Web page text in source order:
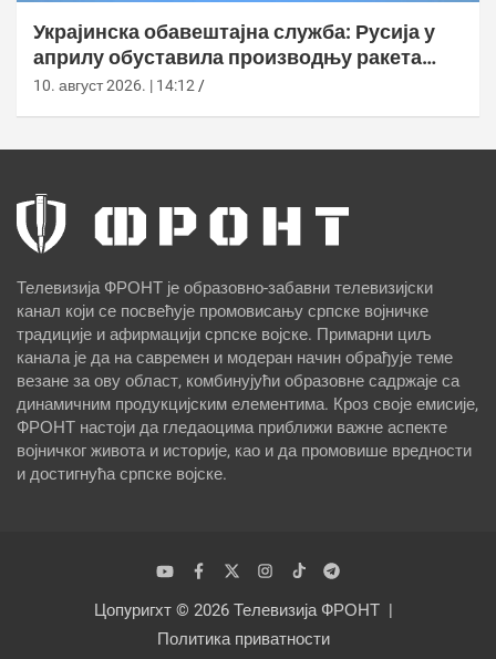
Украјинска обавештајна служба: Русија у
априлу обуставила производњу ракета
Кинзхал
10. август 2026. | 14:12
Телевизија ФРОНТ је образовно-забавни телевизијски
канал који се посвећује промовисању српске војничке
традиције и афирмацији српске војске. Примарни циљ
канала је да на савремен и модеран начин обрађује теме
везане за ову област, комбинујући образовне садржаје са
динамичним продукцијским елементима. Кроз своје емисије,
ФРОНТ настоји да гледаоцима приближи важне аспекте
војничког живота и историје, као и да промовише вредности
и достигнућа српске војске.
Цопyригхт © 2026 Телевизија ФРОНТ
Политика приватности